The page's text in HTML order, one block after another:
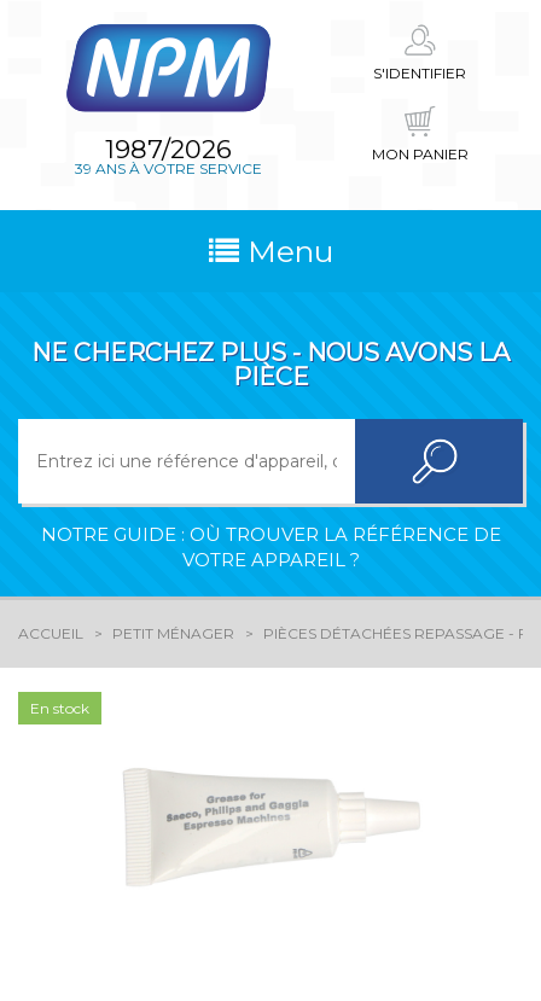
1987/2026
39 ANS À VOTRE SERVICE
S'IDENTIFIER
MON PANIER
Menu
NE CHERCHEZ PLUS - NOUS AVONS LA
PIÈCE
NOTRE GUIDE : OÙ TROUVER LA RÉFÉRENCE DE
VOTRE APPAREIL ?
ACCUEIL PETIT MÉNAGER PIÈCES DÉTACHÉES REPASSAGE -
En stock